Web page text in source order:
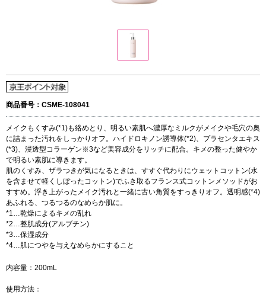
商品番号：CSME-108041
メイクもくすみ(*1)も絡めとり、明るい素肌へ濃厚なミルクがメイクや毛穴の奥
に詰まった汚れをしっかりオフ。ハイドロキノン誘導体(*2)、プラセンタエキス
(*3)、浸透型コラーゲン※3など美容成分をリッチに配合。キメの整った健やか
で明るい素肌に導きます。
肌のくすみ、ザラつきが気になるときは、すすぐ代わりにウェットコットン(水
を含ませて軽くしぼったコットン)でふき取るフランス式コットンメソッドがお
すすめ。浮き上がったメイク汚れと一緒に古い角質をすっきりオフ。透明感(*4)
あふれる、つるつるのなめらか肌に。
*1…乾燥によるキメの乱れ
*2…整肌成分(アルブチン)
*3…保湿成分
*4…肌につやを与えなめらかにすること
内容量：200mL
使用方法：